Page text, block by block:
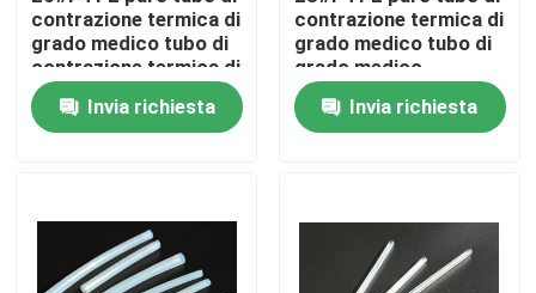
Casa
Video
contrazione termica di
grado medico tubo di
contrazione termica di
grado medico
Invia richiesta
contrazione termica di
grado medico tubo di
grado medico
Invia richiesta